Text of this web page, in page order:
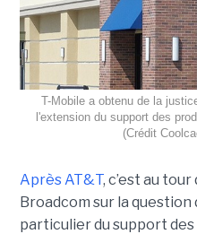
T-Mobile a obtenu de la
l'extension du support des
(Crédit
Après AT&T, c’est au
Broadcom sur la
particulier du support des